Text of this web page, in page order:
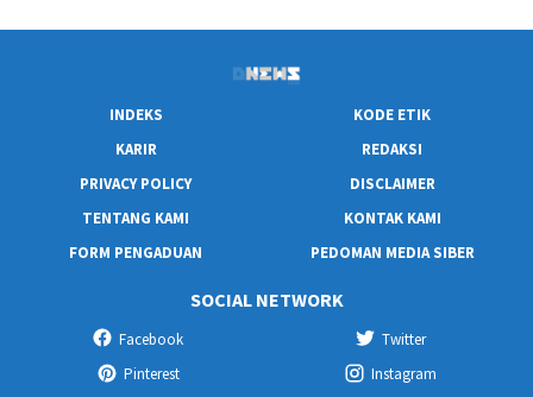
INDEKS
KODE ETIK
KARIR
REDAKSI
PRIVACY POLICY
DISCLAIMER
TENTANG KAMI
KONTAK KAMI
FORM PENGADUAN
PEDOMAN MEDIA SIBER
SOCIAL NETWORK
Facebook
Twitter
Pinterest
Instagram